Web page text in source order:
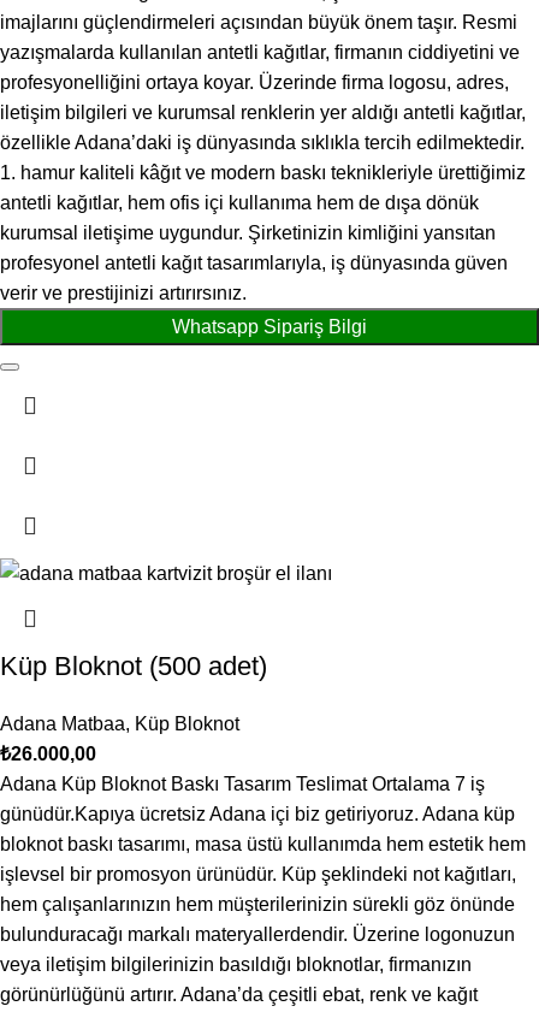
imajlarını güçlendirmeleri açısından büyük önem taşır. Resmi
yazışmalarda kullanılan antetli kağıtlar, firmanın ciddiyetini ve
profesyonelliğini ortaya koyar. Üzerinde firma logosu, adres,
iletişim bilgileri ve kurumsal renklerin yer aldığı antetli kağıtlar,
özellikle Adana’daki iş dünyasında sıklıkla tercih edilmektedir.
1. hamur kaliteli kâğıt ve modern baskı teknikleriyle ürettiğimiz
antetli kağıtlar, hem ofis içi kullanıma hem de dışa dönük
kurumsal iletişime uygundur. Şirketinizin kimliğini yansıtan
profesyonel antetli kağıt tasarımlarıyla, iş dünyasında güven
verir ve prestijinizi artırırsınız.
Whatsapp Sipariş Bilgi
Küp Bloknot (500 adet)
Adana Matbaa, Küp Bloknot
₺26.000,00
Adana Küp Bloknot Baskı Tasarım Teslimat Ortalama 7 iş
günüdür.Kapıya ücretsiz Adana içi biz getiriyoruz. Adana küp
bloknot baskı tasarımı, masa üstü kullanımda hem estetik hem
işlevsel bir promosyon ürünüdür. Küp şeklindeki not kağıtları,
hem çalışanlarınızın hem müşterilerinizin sürekli göz önünde
bulunduracağı markalı materyallerdendir. Üzerine logonuzun
veya iletişim bilgilerinizin basıldığı bloknotlar, firmanızın
görünürlüğünü artırır. Adana’da çeşitli ebat, renk ve kağıt